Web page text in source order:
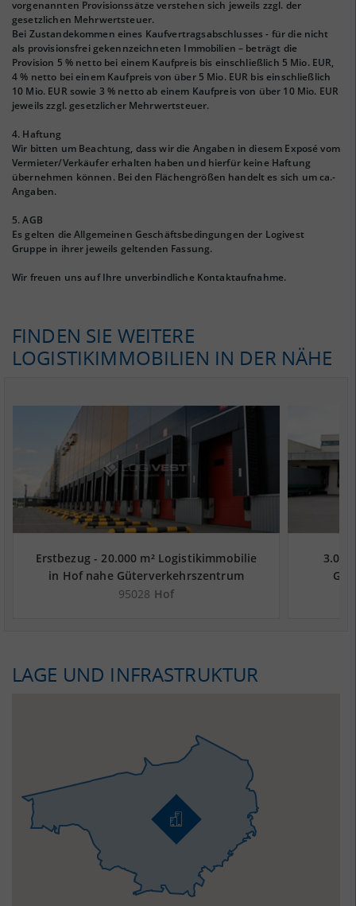
vorgenannten Provisionssätze verstehen sich jeweils zzgl. der
gesetzlichen Mehrwertsteuer.
Bei Zustandekommen eines Kaufvertragsabschlusses - für die nicht
als provisionsfrei gekennzeichneten Immobilien – beträgt die
Provision 5 % netto bei einem Kaufpreis bis einschließlich 5 Mio. EUR,
4 % netto bei einem Kaufpreis von über 5 Mio. EUR bis einschließlich
10 Mio. EUR sowie 3 % netto ab einem Kaufpreis von über 10 Mio. EUR
jeweils zzgl. gesetzlicher Mehrwertsteuer.
4. Haftung
Wir bitten um Beachtung, dass wir die Angaben in diesem Exposé vom
Vermieter/Verkäufer erhalten haben und hierfür keine Haftung
übernehmen können. Bei den Flächengrößen handelt es sich um ca.-
Angaben.
5. AGB
Es gelten die Allgemeinen Geschäftsbedingungen der Logivest
Gruppe in ihrer jeweils geltenden Fassung.
Wir freuen uns auf Ihre unverbindliche Kontaktaufnahme.
FINDEN SIE WEITERE
LOGISTIKIMMOBILIEN IN DER NÄHE
Erstbezug - 20.000 m² Logistikimmobilie
in Hof nahe Güterverkehrszentrum
Terminal Hof
95028 Hof
LAGE UND INFRASTRUKTUR